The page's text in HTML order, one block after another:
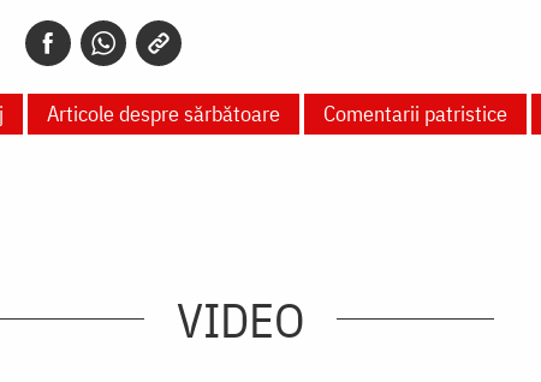
Articole despre sărbătoare Comentarii patristice
VIDEO